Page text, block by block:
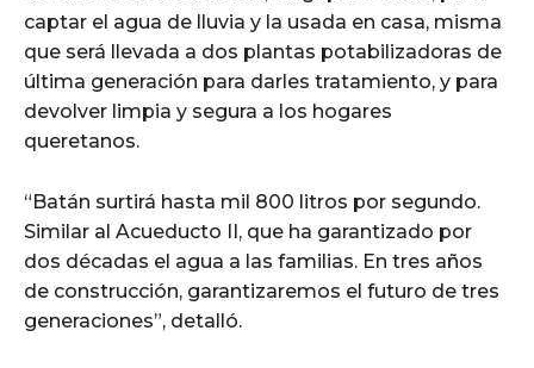
captar el agua de lluvia y la usada en casa, misma
que será llevada a dos plantas potabilizadoras de
última generación para darles tratamiento, y para
devolver limpia y segura a los hogares
queretanos.
“Batán surtirá hasta mil 800 litros por segundo.
Similar al Acueducto II, que ha garantizado por
dos décadas el agua a las familias. En tres años
de construcción, garantizaremos el futuro de tres
generaciones”, detalló.